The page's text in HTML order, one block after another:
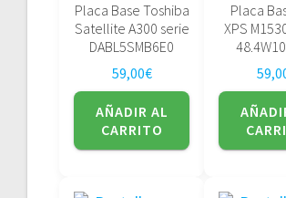
Placa Base Toshiba
Satellite A300 serie
DABL5SMB6E0
59,00€
AÑADIR AL
CARRITO
Placa
XPS